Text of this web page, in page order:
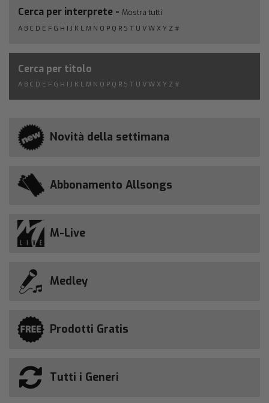
Cerca per interprete - Mostra tutti
A B C D E F G H I J K L M N O P Q R S T U V W X Y Z #
Cerca per titolo
A B C D E F G H I J K L M N O P Q R S T U V W X Y Z #
Novità della settimana
Abbonamento Allsongs
M-Live
Medley
Prodotti Gratis
Tutti i Generi